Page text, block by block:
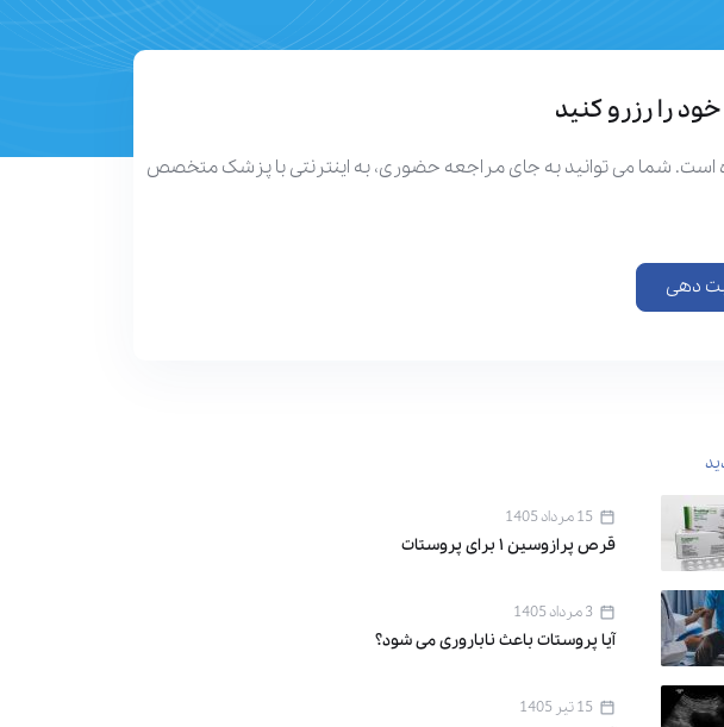
را رزرو کنید
شما می توانید به جای مراجعه حضوری، به اینترنتی با پزشک متخصص
دهی
15 مرداد 1405
قرص پرازوسین ۱ برای پروستات
3 مرداد 1405
آیا پروستات باعث ناباروری می‌ شود؟
15 تیر 1405